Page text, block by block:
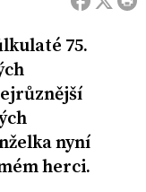
75.
nyní
herci.